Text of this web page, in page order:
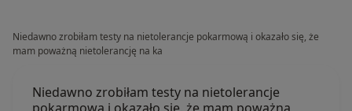
Niedawno zrobiłam testy na nietolerancje pokarmową i okazało się, że
mam poważną nietolerancję na ka
Niedawno zrobiłam testy na nietolerancje
pokarmową i okazało się, że mam poważną